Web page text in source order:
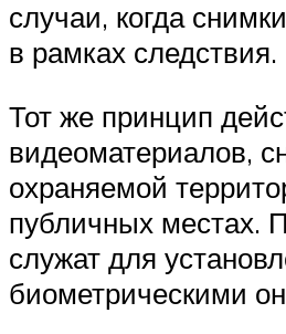
случаи, когда
в рамках следствия.
Тот же принцип
видеоматериалов,
охраняемой
публичных местах.
служат для
биометрическими